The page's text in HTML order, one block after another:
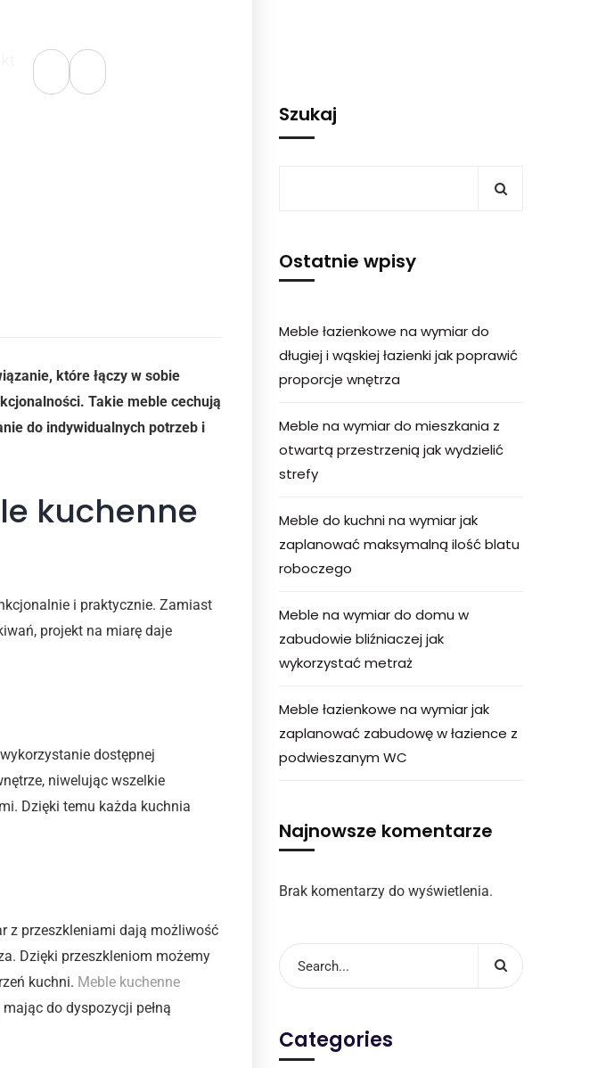
które łączy w sobie
Takie meble cechują
do indywidualnych potrzeb i
kuchenne
i praktycznie. Zamiast
projekt na miarę daje
dostępnej
niwelując wszelkie
Dzięki temu każda kuchnia
z przeszkleniami dają możliwość
Dzięki przeszkleniom możemy
kuchni. Meble kuchenne
do dyspozycji pełną
Szukaj
Ostatnie wpisy
Meble łazienkowe na wymiar do
długiej i wąskiej łazienki jak poprawić
proporcje wnętrza
Meble na wymiar do mieszkania z
otwartą przestrzenią jak wydzielić
strefy
Meble do kuchni na wymiar jak
zaplanować maksymalną ilość blatu
roboczego
Meble na wymiar do domu w
zabudowie bliźniaczej jak
wykorzystać metraż
Meble łazienkowe na wymiar jak
zaplanować zabudowę w łazience z
podwieszanym WC
Najnowsze komentarze
Brak komentarzy do wyświetlenia.
Categories